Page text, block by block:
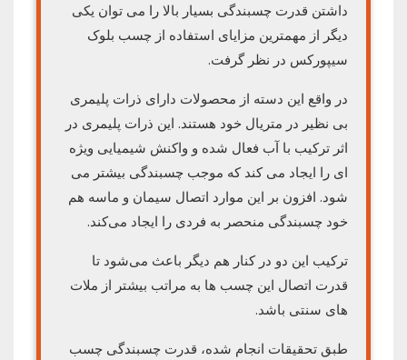
داشتن قدرت چسبندگی بسیار بالا را می توان یکی
دیگر از مهمترین مزایای استفاده از چسب بلوک
سیپورکس در نظر گرفت.
در واقع این دسته از محصولات دارای ذرات پلیمری
بی نظیر در متریال خود هستند. این ذرات پلیمری در
اثر ترکیب با آب فعال شده و واکنش شیمیایی ویژه‌
ای را ایجاد می‌ کند که موجب چسبندگی بیشتر می‌
شود. افزون بر این موارد اتصال سیمان و ماسه هم
خود چسبندگی منحصر به فردی را ایجاد می‌کند.
ترکیب این دو در کنار هم دیگر باعث می‌شود تا
قدرت اتصال این چسب ها به مراتب بیشتر از ملات
های سنتی باشد.
طبق تحقیقات انجام شده، قدرت چسبندگی چسب